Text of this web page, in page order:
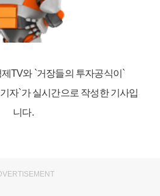
TV와 `거장들의 투자공식이`
자`가 실시간으로 작성한 기사입
니다.